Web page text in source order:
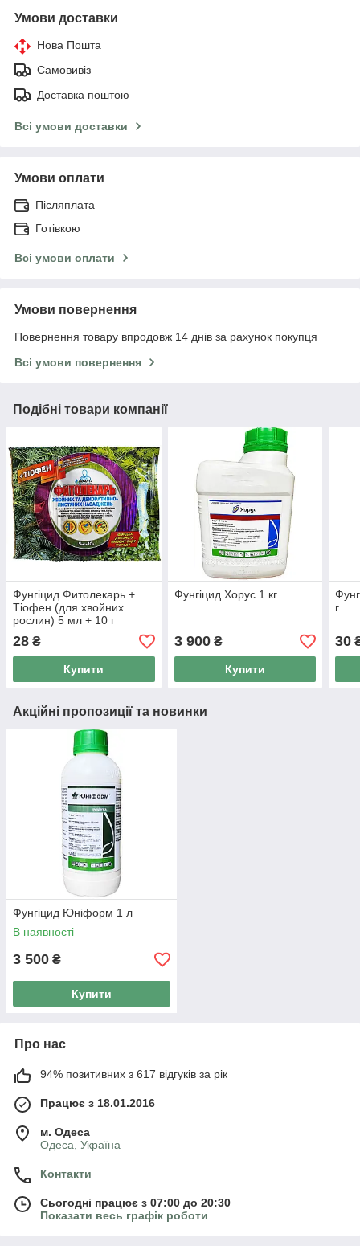
Умови доставки
Нова Пошта
Самовивіз
Доставка поштою
Всі умови доставки
Умови оплати
Післяплата
Готівкою
Всі умови оплати
Умови повернення
Повернення товару впродовж 14 днів за рахунок покупця
Всі умови повернення
Подібні товари компанії
Фунгіцид Фитолекарь +
Тіофен (для хвойних
рослин) 5 мл + 10 г
28 ₴
Купити
Фунгіцид Хорус 1 кг
3 900₴
Купити
г
30
Акційні пропозиції та новинки
Фунгіцид Юніформ 1 л
В наявності
3 500 ₴
Купити
Про нас
94% позитивних з 617 відгуків за рік
Працює з 18.01.2016
м. Одеса
Одеса, Україна
Контакти
Сьогодні працює з 07:00 до 20:30
Показати весь графік роботи